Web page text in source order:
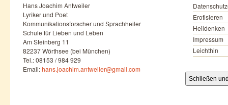
Hans Joachim Antweiler
Lyriker und Poet
Kommunikationsforscher und Sprachheiler
Schule für Lieben und Leben
Am Steinberg 11
82237 Wörthsee (bei München)
Tel.: 08153 / 984 929
Email:hans.joachim.antweiler@gmail.com
Erotisieren
Heildenken
Impressum
Leichthin